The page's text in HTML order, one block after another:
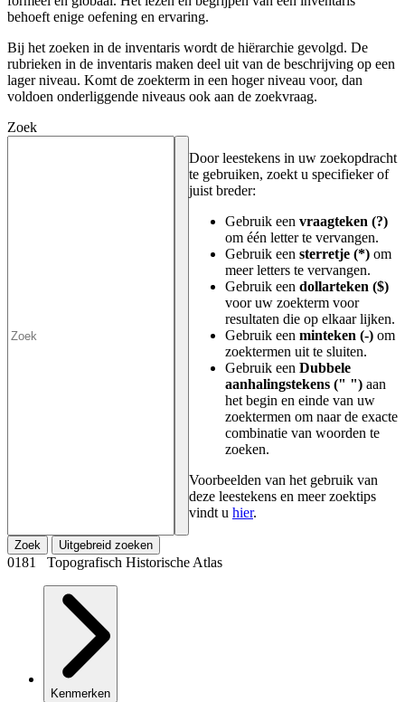
behoeft enige oefening en ervaring.
Bij het zoeken in de inventaris wordt de hiërarchie gevolgd. De
rubrieken in de inventaris maken deel uit van de beschrijving op een
lager niveau. Komt de zoekterm in een hoger niveau voor, dan
voldoen onderliggende niveaus ook aan de zoekvraag.
Zoek
Door leestekens in uw zoekopdracht
te gebruiken, zoekt u specifieker of
juist breder:
Gebruik een vraagteken (?)
om één letter te vervangen.
Gebruik een sterretje (*) om
meer letters te vervangen.
Gebruik een dollarteken ($)
voor uw zoekterm voor
resultaten die op elkaar lijken.
Gebruik een minteken (-) om
zoektermen uit te sluiten.
Gebruik een Dubbele
aanhalingstekens (" ") aan
het begin en einde van uw
zoektermen om naar de exacte
combinatie van woorden te
zoeken.
Voorbeelden van het gebruik van
deze leestekens en meer zoektips
vindt u hier.
Zoek Uitgebreid zoeken
0181 Topografisch Historische Atlas
Kenmerken